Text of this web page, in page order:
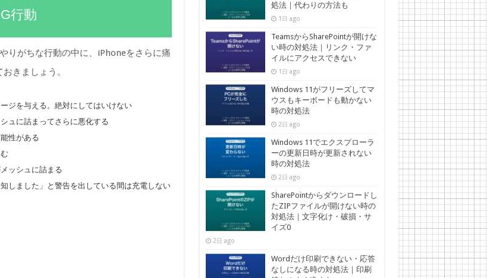
行動
りがちな行動の中に、iPhoneをさらに痛
きましょう。
ジを与える。絶対にしてはいけない
ュに詰まってさらに悪化する
性がある
ッシュに詰まる
しました」と警告を出している間は充電しない
処法｜代わりの方法も
1日 ago
TeamsからSharePointが開けな
い時の対処法｜リンク・ファ
イルにアクセスできない
1日 ago
Windows 11がフリーズしてマ
ウスもキーボードも動かない
時の対処法
2日 ago
Windows 11でエクスプローラ
ーの更新日時が更新されない
時の対処法
2日 ago
SharePointからダウンロードし
たZIPファイルが開けない時の
対処法｜文字化け・破損・サ
イズ0
2日 ago
Wordだけ印刷できない・応答
なしになる時の対処法｜印刷